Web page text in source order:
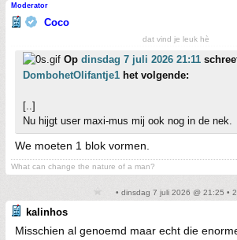
Moderator
Coco
dat vind je leuk hè
Op dinsdag 7 juli 2026 21:11
DombohetOlifantje1 het volgende:
[..]
Nu hijgt user maxi-mus mij ook nog in de nek.
We moeten 1 blok vormen.
What can change the nature of a man?
• dinsdag 7 juli 2026 @ 21:25 •
kalinhos
Misschien al genoemd maar echt die